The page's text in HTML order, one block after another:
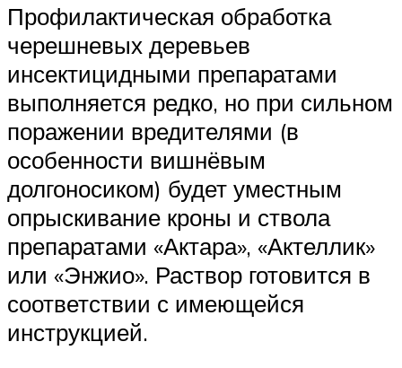
Профилактическая обработка
черешневых деревьев
инсектицидными препаратами
выполняется редко, но при сильном
поражении вредителями (в
особенности вишнёвым
долгоносиком) будет уместным
опрыскивание кроны и ствола
препаратами «Актара», «Актеллик»
или «Энжио». Раствор готовится в
соответствии с имеющейся
инструкцией.